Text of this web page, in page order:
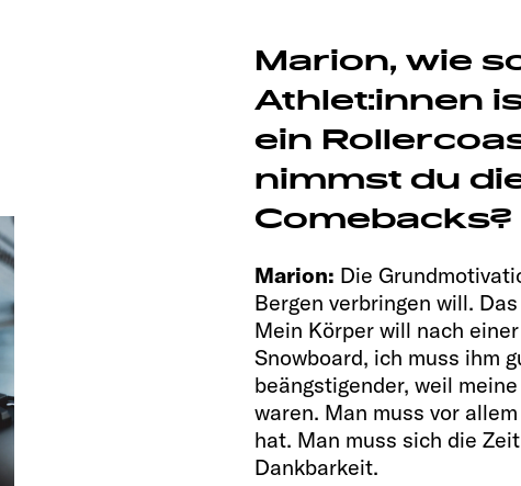
Marion, wie
Athlet:innen
ein
nimmst du
Comebacks?
Marion: Die
Bergen verbringen will.
Mein Körper will nach
Snowboard, ich muss ihm
beängstigender, weil
waren. Man muss vor
hat. Man muss sich die
Dankbarkeit.